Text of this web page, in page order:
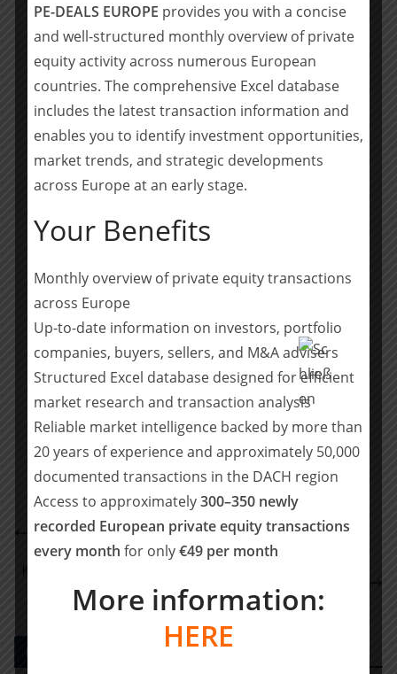
als Geschäftsführer bei der Hassel & Krug GmbH sowie
als Prokurist und Geschäftsleiter Bildung & Entwicklung
bei der City Schutz GmbH angestellt.
Über Nachfolgekontor
Die Nachfolgekontor GmbH aus Gießen ist als
Schwestergesellschaft der Sonntag Corporate Finance
GmbH auf die Nachfolgeregelung deutscher
in der betriebswirtschaftlichen Beratung und
„Anonyme Marktwertermittlung“ entwickelt – ein
geheimes Bieterverfahren, bei dem Verkäufer und
Berater sich auf Basis echter Gebote dem später zu
erzielenden Kaufpreis nähern.
Teilen mit:
Teilen
Pricing Startup 7Learnings erhält Finanzierung für
weiteres Wachstum
2020 zu Hause
PE DEALS EUROPE
PE-DEALS EUROPE provides you with a concise
and well-structured monthly overview of private
equity activity across numerous European
countries. The comprehensive Excel database
includes the latest transaction information and
enables you to identify investment opportunities,
market trends, and strategic developments
across Europe at an early stage.
Your Benefits
Monthly overview of private equity transactions
across Europe
Up-to-date information on investors, portfolio
companies, buyers, sellers, and M&A advisers
Structured Excel database designed for efficient
market research and transaction analysis
Reliable market intelligence backed by more than
20 years of experience and approximately 50,000
documented transactions in the DACH region
Access to approximately300–350 newly
recorded European private equity transactions
every month for only€49 per month
More information:
HERE